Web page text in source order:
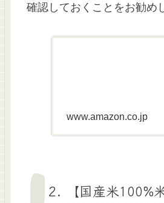
確認しておくことをお勧め
www.amazon.co.jp
2. 【国産米100%